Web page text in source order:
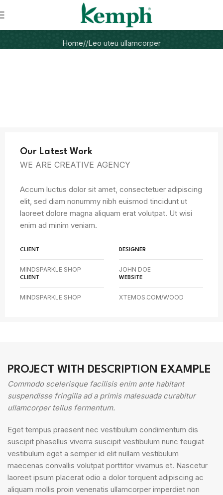
Home Leo uteu ullamcorper
Our Latest Work
WE ARE CREATIVE AGENCY
Accum luctus dolor sit amet, consectetuer adipiscing
elit, sed diam nonummy nibh euismod tincidunt ut
laoreet dolore magna aliquam erat volutpat. Ut wisi
enim ad minim veniam.
CLIENT
MINDSPARKLE SHOP
DESIGNER
JOHN DOE
CLIENT
MINDSPARKLE SHOP
WEBSITE
XTEMOS.COM/WOOD
PROJECT WITH DESCRIPTION EXAMPLE
Commodo scelerisque facilisis enim ante habitant
suspendisse fringilla ad a primis malesuada curabitur
ullamcorper tellus fermentum.
Eget tempus praesent nec vestibulum condimentum dis
suscipit phasellus viverra suscipit vestibulum nunc feugiat
vestibulum eget a semper id elit nullam vestibulum
maecenas convallis volutpat porttitor vivamus et. Nascetur
laoreet ipsum placerat odio a dolor torquent adipiscing ac
aliquam mollis proin venenatis ullamcorper imperdiet non